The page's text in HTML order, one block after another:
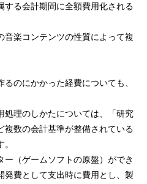
する会計期間に全額費用化される
音楽コンテンツの性質によって複
のにかかった経費についても、
処理のしかたについては、「研究
複数の会計基準が整備されている
（ゲームソフトの原盤）ができ
発費として支出時に費用とし、製